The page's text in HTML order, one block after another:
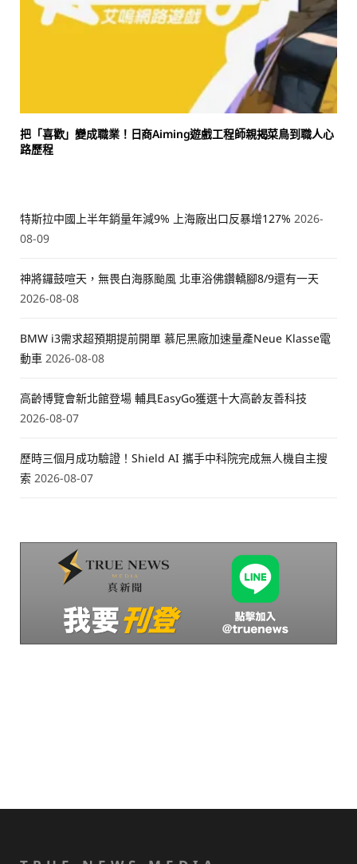
把「喜歡」變成職業！日商Aiming遊戲工程師親揭菜鳥到職人心
路歷程
特斯拉中國上半年銷量年減9% 上海廠出口反暴增127% 2026-
08-09
神將鑼鼓喧天，無畏白海豚颱風 北車浴佛鑽轎腳8/9還有一天
2026-08-08
BMW i3需求超預期提前開單 慕尼黑廠加速量產Neue Klasse電
動車 2026-08-08
高齡博覽會新北館登場 輔具EasyGo獲選十大高齡友善科技
2026-08-07
歷時三個月成功驗證！Shield AI 攜手中科院完成無人機自主搜
索 2026-08-07